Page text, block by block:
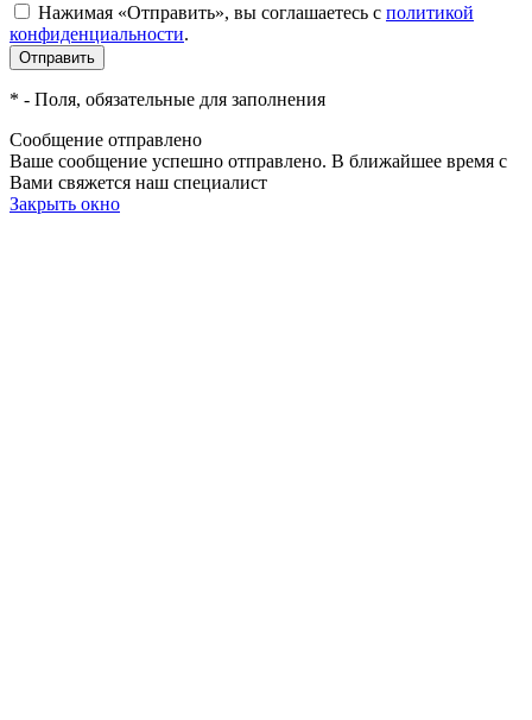
Нажимая «Отправить», вы соглашаетесь c политикой
конфиденциальности.
* - Поля, обязательные для заполнения
Сообщение отправлено
Ваше сообщение успешно отправлено. В ближайшее время с
Вами свяжется наш специалист
Закрыть окно